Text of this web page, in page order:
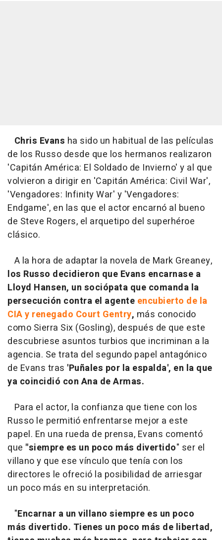
Chris Evans ha sido un habitual de las películas
de los Russo desde que los hermanos realizaron
'Capitán América: El Soldado de Invierno' y al que
volvieron a dirigir en 'Capitán América: Civil War',
'Vengadores: Infinity War' y 'Vengadores:
Endgame', en las que el actor encarnó al bueno
de Steve Rogers, el arquetipo del superhéroe
clásico.
A la hora de adaptar la novela de Mark Greaney,
los Russo decidieron que Evans encarnase a
Lloyd Hansen, un sociópata que comanda la
persecución contra el agente encubierto de la
CIA y renegado Court Gentry, más conocido
como Sierra Six (Gosling), después de que este
descubriese asuntos turbios que incriminan a la
agencia. Se trata del segundo papel antagónico
de Evans tras 'Puñales por la espalda', en la que
ya coincidió con Ana de Armas.
Para el actor, la confianza que tiene con los
Russo le permitió enfrentarse mejor a este
papel. En una rueda de prensa, Evans comentó
que "siempre es un poco más divertido" ser el
villano y que ese vínculo que tenía con los
directores le ofreció la posibilidad de arriesgar
un poco más en su interpretación.
"Encarnar a un villano siempre es un poco
más divertido. Tienes un poco más de libertad,